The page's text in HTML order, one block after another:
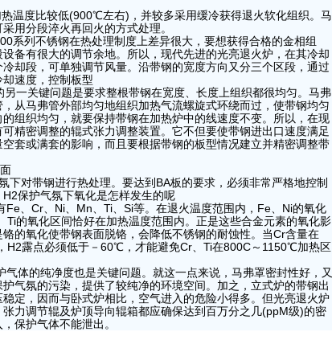
温度比较低(900℃左右)，并较多采用缓冷获得退火软化组织。马
用分段淬火再回火的方式处理。
系列不锈钢在热处理制度上差异很大，要想获得合格的金相组
备有很大的调节余地。所以，现代先进的光亮退火炉，在其冷却
却段，可单独调节风量。沿带钢的宽度方向又分三个区段，通过
速度，控制板型
一关键问题是要求整根带钢在宽度、长度上组织都很均匀。马弗
从马弗管外部均匀地组织加热气流螺旋式环绕而过，使带钢均匀
组织均匀，就要保持带钢在加热炉中的线速度不变。所以，在现
精密调整的辊式张力调整装置。它不但要使带钢进出口速度满足
套或满套的影响，而且要根据带钢的板型情况建立并精密调整带
下对带钢进行热处理。要达到BA板的要求，必须非常严格地控制
保护气氛下氧化是怎样发生的呢
Fe、Cr、Ni、Mn、Ti、Si等。在退火温度范围内，Fe、Ni的氧化
Ti的氧化区间恰好在加热温度范围内。正是这些合金元素的氧化影
的氧化使带钢表面脱铬，会降低不锈钢的耐蚀性。当Cr含量在
H2露点必须低于－60℃ ，才能避免Cr、Ti在800C～1150℃加热区
气体的纯净度也是关键问题。就这一点来说，马弗罩密封性好，又
气氛的污染，提供了较纯净的环境空间。加之，立式炉的带钢出
定，因而与卧式炉相比，空气进入的危险小得多。但光亮退火炉
力调节辊及炉顶导向辊箱都应确保达到百万分之几(ppM级)的密
保护气体不能泄出。